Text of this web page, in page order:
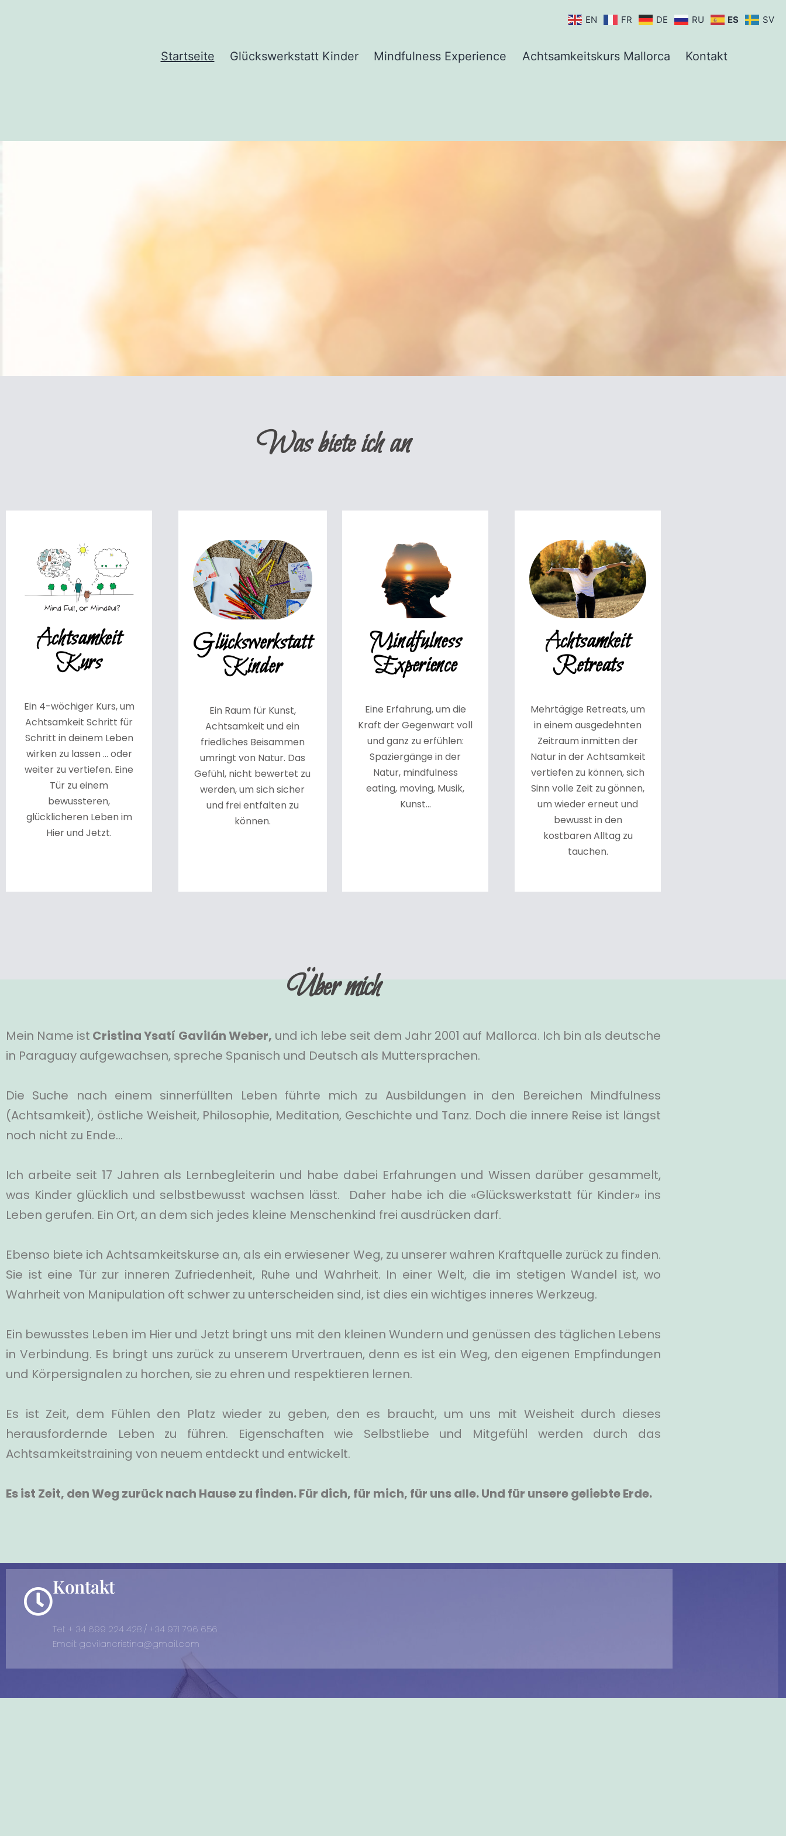
Startseite Glückswerkstatt Kinder Mindfulness Experience Achtsamkeitskurs Mallorca Kontakt
Was biete ich an
Achtsamkeit
Kurs
Ein 4-wöchiger Kurs, um
Achtsamkeit Schritt für
Schritt in deinem Leben
wirken zu lassen … oder
weiter zu vertiefen. Eine
Tür zu einem
bewussteren,
glücklicheren Leben im
Hier und Jetzt.
Glückswerkstatt
Kinder
Ein Raum für Kunst,
Achtsamkeit und ein
friedliches Beisammen
umringt von Natur. Das
Gefühl, nicht bewertet zu
werden, um sich sicher
und frei entfalten zu
können.
Mindfulness
Experience
Eine Erfahrung, um die
Kraft der Gegenwart voll
und ganz zu erfühlen:
Spaziergänge in der
Natur, mindfulness
eating, moving, Musik,
Kunst…
Achtsamkeit
Retreats
Mehrtägige Retreats, um
in einem ausgedehnten
Zeitraum inmitten der
Natur in der Achtsamkeit
vertiefen zu können, sich
Sinn volle Zeit zu gönnen,
um wieder erneut und
bewusst in den
kostbaren Alltag zu
tauchen.
Über mich
Mein Name ist Cristina Ysatí Gavilán Weber, und ich lebe seit dem Jahr 2001 auf Mallorca. Ich bin als deutsche
in Paraguay aufgewachsen, spreche Spanisch und Deutsch als Muttersprachen.
Die Suche nach einem sinnerfüllten Leben führte mich zu Ausbildungen in den Bereichen Mindfulness
(Achtsamkeit), östliche Weisheit, Philosophie, Meditation, Geschichte und Tanz. Doch die innere Reise ist längst
noch nicht zu Ende…
Ich arbeite seit 17 Jahren als Lernbegleiterin und habe dabei Erfahrungen und Wissen darüber gesammelt,
was Kinder glücklich und selbstbewusst wachsen lässt. Daher habe ich die «Glückswerkstatt für Kinder» ins
Leben gerufen. Ein Ort, an dem sich jedes kleine Menschenkind frei ausdrücken darf.
Ebenso biete ich Achtsamkeitskurse an, als ein erwiesener Weg, zu unserer wahren Kraftquelle zurück zu finden.
Sie ist eine Tür zur inneren Zufriedenheit, Ruhe und Wahrheit. In einer Welt, die im stetigen Wandel ist, wo
Wahrheit von Manipulation oft schwer zu unterscheiden sind, ist dies ein wichtiges inneres Werkzeug.
Ein bewusstes Leben im Hier und Jetzt bringt uns mit den kleinen Wundern und genüssen des täglichen Lebens
in Verbindung. Es bringt uns zurück zu unserem Urvertrauen, denn es ist ein Weg, den eigenen Empfindungen
und Körpersignalen zu horchen, sie zu ehren und respektieren lernen.
Es ist Zeit, dem Fühlen den Platz wieder zu geben, den es braucht, um uns mit Weisheit durch dieses
herausfordernde Leben zu führen. Eigenschaften wie Selbstliebe und Mitgefühl werden durch das
Achtsamkeitstraining von neuem entdeckt und entwickelt.
Es ist Zeit, den Weg zurück nach Hause zu finden. Für dich, für mich, für uns alle. Und für unsere geliebte Erde.
Kontakt
Tel: + 34 699 224 428 / +34 971 796 656
Email: gavilancristina@gmail.com
EN FR DE RU ES SV